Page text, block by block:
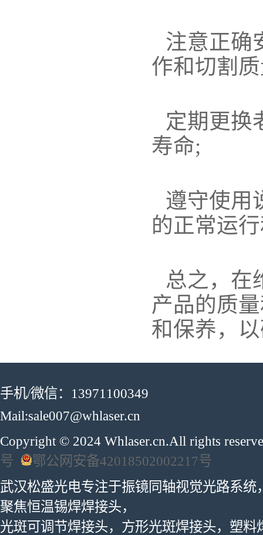
注意正确
作和切割
定期更换
寿命;
遵守使用
的正常运
总之，在
产品的质
和保养，
手机/微信：13971100349
Mail:sale007@whlaser.cn
Copyright © 2024 Whlaser.cn.All rights
号
鄂公网安备42018502002217号
武汉松盛光电专注于振镜同轴视觉光路系统
聚焦恒温锡焊焊接头，
光斑可调节焊接头，方形光斑焊接头，塑料